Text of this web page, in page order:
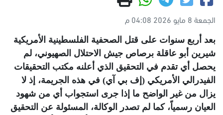
الجمعة 8 مايو 2026 04:08 م
بعد أربع سنوات على قتل الصحفية الفلسطينية الأمريكية
شيرين أبو عاقلة برصاص جيش الاحتلال الصهيوني، لم
يحصل أي تقدم في التحقيق الذي أعلنه مكتب التحقيقات
الفيدرالي الأمريكي (إف بي آي) في هذه الجريمة، إذ لا
يزال من غير الواضح ما إذا جرى استجواب أي من شهود
العيان رسمياً، كما لم تصدر الوكالة، المسئولة عن التحقيق